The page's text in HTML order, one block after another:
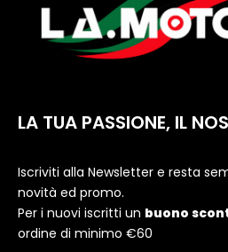
LA TUA PASSIONE, IL
Iscriviti alla Newsletter e resta
novità ed promo.
Per i nuovi iscritti un buono
ordine di minimo €60